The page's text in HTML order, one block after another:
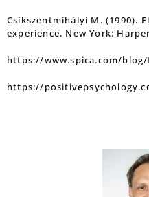
Csíkszentmihályi M. (1990).
experience. New York:
https://www.spica.com/
https://